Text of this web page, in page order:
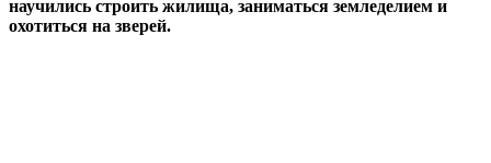
научились строить жилища, заниматься земледелием и
охотиться на зверей.